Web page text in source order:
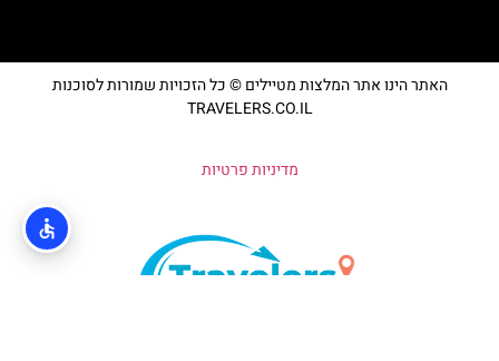
האתר הינו אתר המלצות מטיילים © כל הזכויות שמורות לסוכנות
TRAVELERS.CO.IL
מדיניות פרטיות